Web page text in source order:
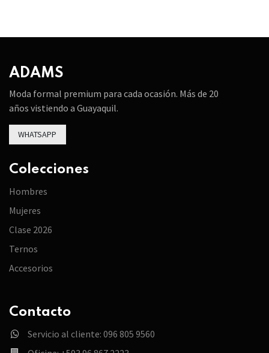
ADAMS
Moda formal premium para cada ocasión. Más de 20
años vistiendo a Guayaquil.
WHATSAPP
Colecciones
Hombres
Mujeres
Clase 2026
Ternos
Accesorios
Contacto
Servicio al cliente: 096 805 9560